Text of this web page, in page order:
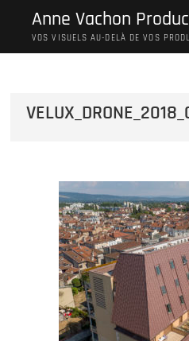
content
Anne Vachon
VOS VISUELS AU-DELÀ DE VOS